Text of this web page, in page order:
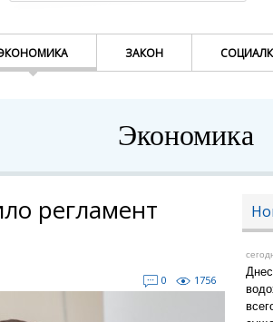
ЗАКОН
Экономика
регламент
0 1756